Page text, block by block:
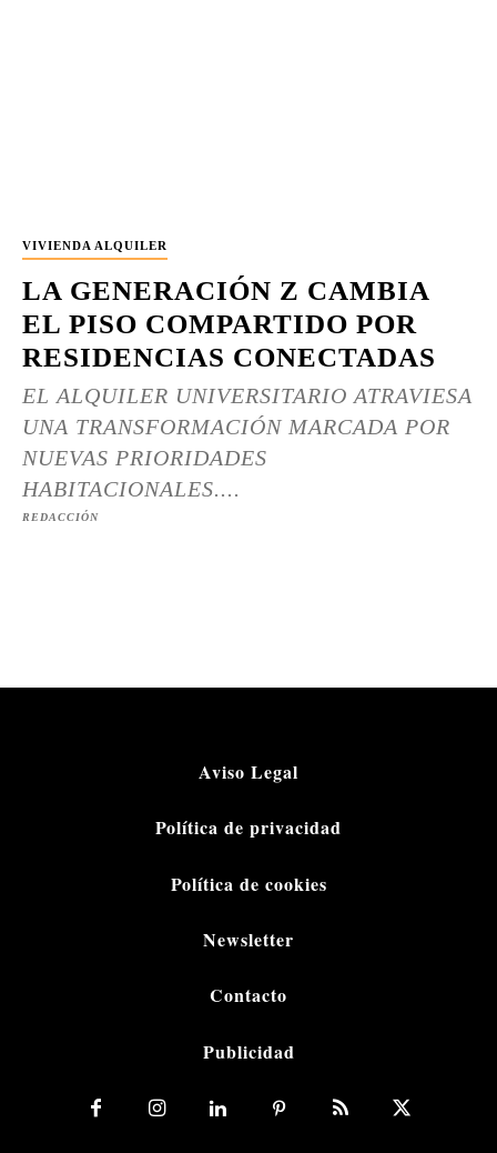
VIVIENDA ALQUILER
LA GENERACIÓN Z CAMBIA
EL PISO COMPARTIDO POR
RESIDENCIAS CONECTADAS
EL ALQUILER UNIVERSITARIO ATRAVIESA
UNA TRANSFORMACIÓN MARCADA POR
NUEVAS PRIORIDADES
HABITACIONALES....
REDACCIÓN
Aviso Legal
Política de privacidad
Política de cookies
Newsletter
Contacto
Publicidad